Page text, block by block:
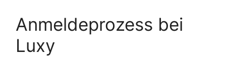
Anmeldeprozess bei
Luxy